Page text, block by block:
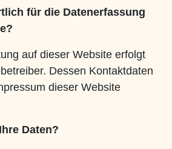
für die Datenerfassung
auf dieser Website erfolgt
Dessen Kontaktdaten
dieser Website
Daten?